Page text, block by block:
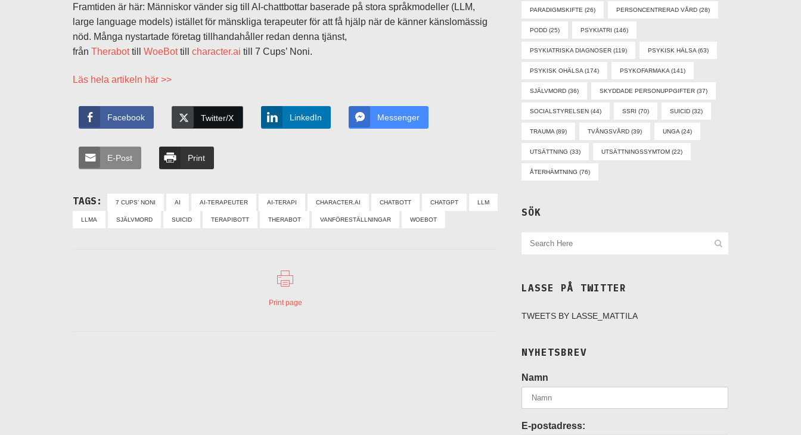
Framtiden är här: Människor vänder sig till AI-chattbottar baserade på stora språkmodeller (LLM,
large language models) istället för mänskliga terapeuter för att få hjälp när de känner känslomässig
nöd. Många nystartade företag tillhandahåller redan denna tjänst,
från Therabottill WoeBottill character.ai till 7 Cups’ Noni.
Läs hela artikeln här >>
Facebook Twitter/X LinkedIn Messenger
E-Post Print
TAGS: 7 CUPS’ NONI AI AI-TERAPEUTER AI-TERAPI CHARACTER.AI CHATBOTT CHATGPT LLM
LLMA SJÄLVMORD SUICID TERAPIBOTT THERABOT VANFÖRESTÄLLNINGAR WOEBOT
Print page
PARADIGMSKIFTE (26) PERSONCENTRERAD VÅRD (28)
PODD (25) PSYKIATRI (146)
PSYKIATRISKA DIAGNOSER (119) PSYKISK HÄLSA (63)
PSYKISK OHÄLSA (174) PSYKOFARMAKA (141)
SJÄLVMORD (36) SKYDDADE PERSONUPPGIFTER (37)
SOCIALSTYRELSEN (44) SSRI (70) SUICID (32)
TRAUMA (89) TVÅNGSVÅRD (39) UNGA (24)
UTSÄTTNING (33) UTSÄTTNINGSSYMTOM (22)
ÅTERHÄMTNING (76)
SÖK
LASSE PÅ TWITTER
TWEETS BY LASSE_MATTILA
NYHETSBREV
Namn
E-postadress: